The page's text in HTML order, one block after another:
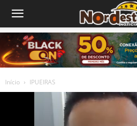
Início IPUEIRAS